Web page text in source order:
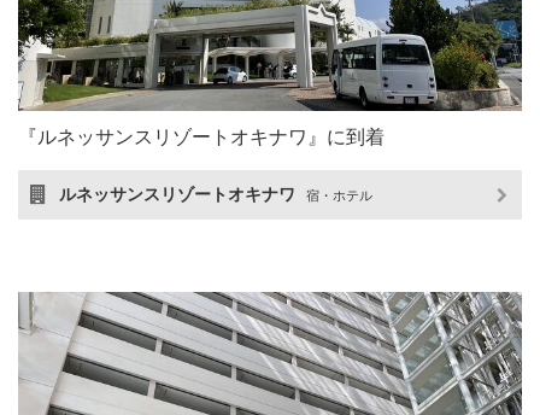
『ルネッサンスリゾートオキナワ』に到着
ルネッサンスリゾートオキナワ 宿・ホテル